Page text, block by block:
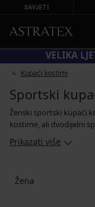
SAVJETI
KOD
Kupaći kostimi
Sportski
Ženski sportski kupaći
kostime, ali dvodijelni
prema svojim idejama,
Prikazati više
Žena